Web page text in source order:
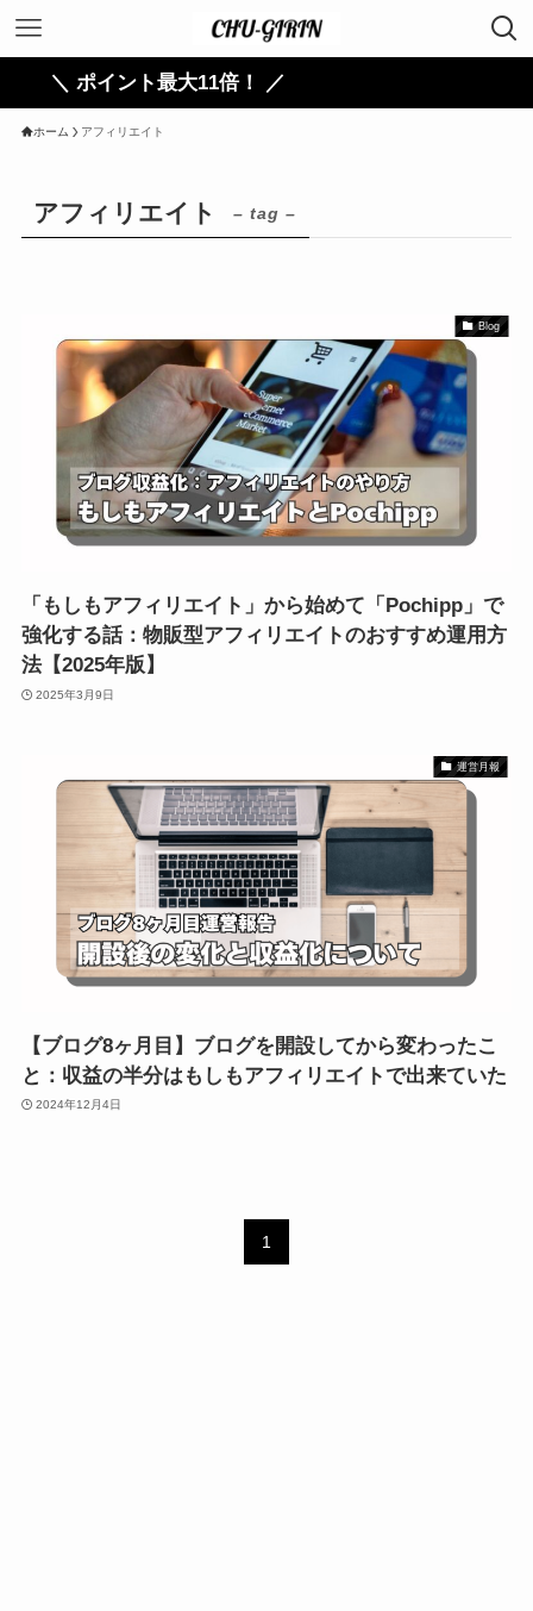
＼ ポイント最大11倍！ ／
ホーム アフィリエイト
アフィリエイト – tag –
Blog
「もしもアフィリエイト」から始めて「Pochipp」で
強化する話：物販型アフィリエイトのおすすめ運用方
法【2025年版】
2025年3月9日
運営月報
【ブログ8ヶ月目】ブログを開設してから変わったこ
と：収益の半分はもしもアフィリエイトで出来ていた
2024年12月4日
1